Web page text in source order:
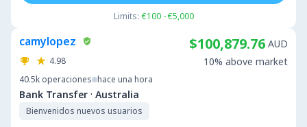
Limits: €100 - €5,000
camylopez
4.98
40.5k operaciones hace una hora
Bank Transfer · Australia
Bienvenidos nuevos usuarios
$100,879.76 AUD
10% above market